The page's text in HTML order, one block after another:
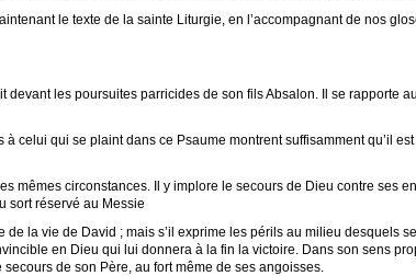
le texte de la sainte Liturgie, en l’accompagnant de nos
devant les poursuites parricides de son fils Absalon. Il se rapporte
celui qui se plaint dans ce Psaume montrent suffisamment qu’il
mêmes circonstances. Il y implore le secours de Dieu contre ses
sort réservé au Messie
la vie de David ; mais s’il exprime les périls au milieu desquels
en Dieu qui lui donnera à la fin la victoire. Dans son sens
de son Père, au fort même de ses angoisses.